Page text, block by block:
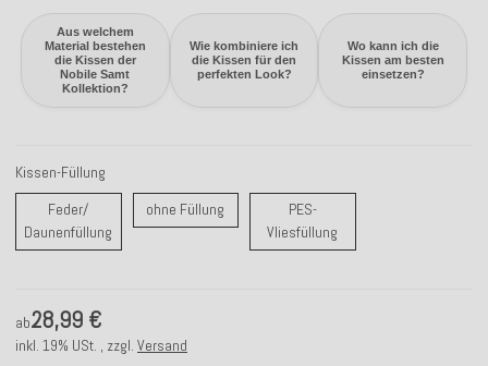
Aus welchem
Material bestehen
die Kissen der
Nobile Samt
Kollektion?
Wie kombiniere ich
die Kissen für den
perfekten Look?
Wo kann ich die
Kissen am besten
einsetzen?
Kissen-Füllung
Feder/
Daunenfüllung Feder/ Daunenfüllung
ohne Füllung ohne FüllungPES-
Vliesfüllung
ab28,99 €
inkl. 19% USt. , zzgl. Versand